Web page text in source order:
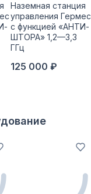
Наземная станция
управления Гермес
с функцией «АНТИ-
ШТОРА» 1,2—3,3
ГГц
125 000 ₽